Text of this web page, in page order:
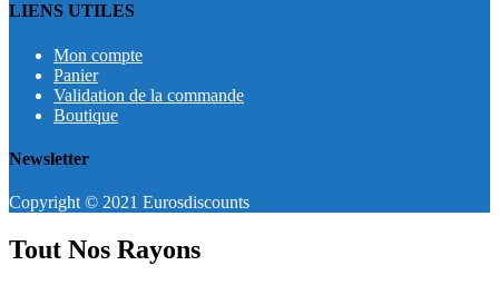
LIENS UTILES
Mon compte
Panier
Validation de la commande
Boutique
Newsletter
Copyright © 2021 Eurosdiscounts
Tout Nos Rayons